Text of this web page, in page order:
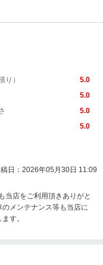
り）
5.0
5.0
5.0
5.0
日：2026年05月30日 11:09
当店をご利用頂きありがと
メンテナンス等も当店に
す。